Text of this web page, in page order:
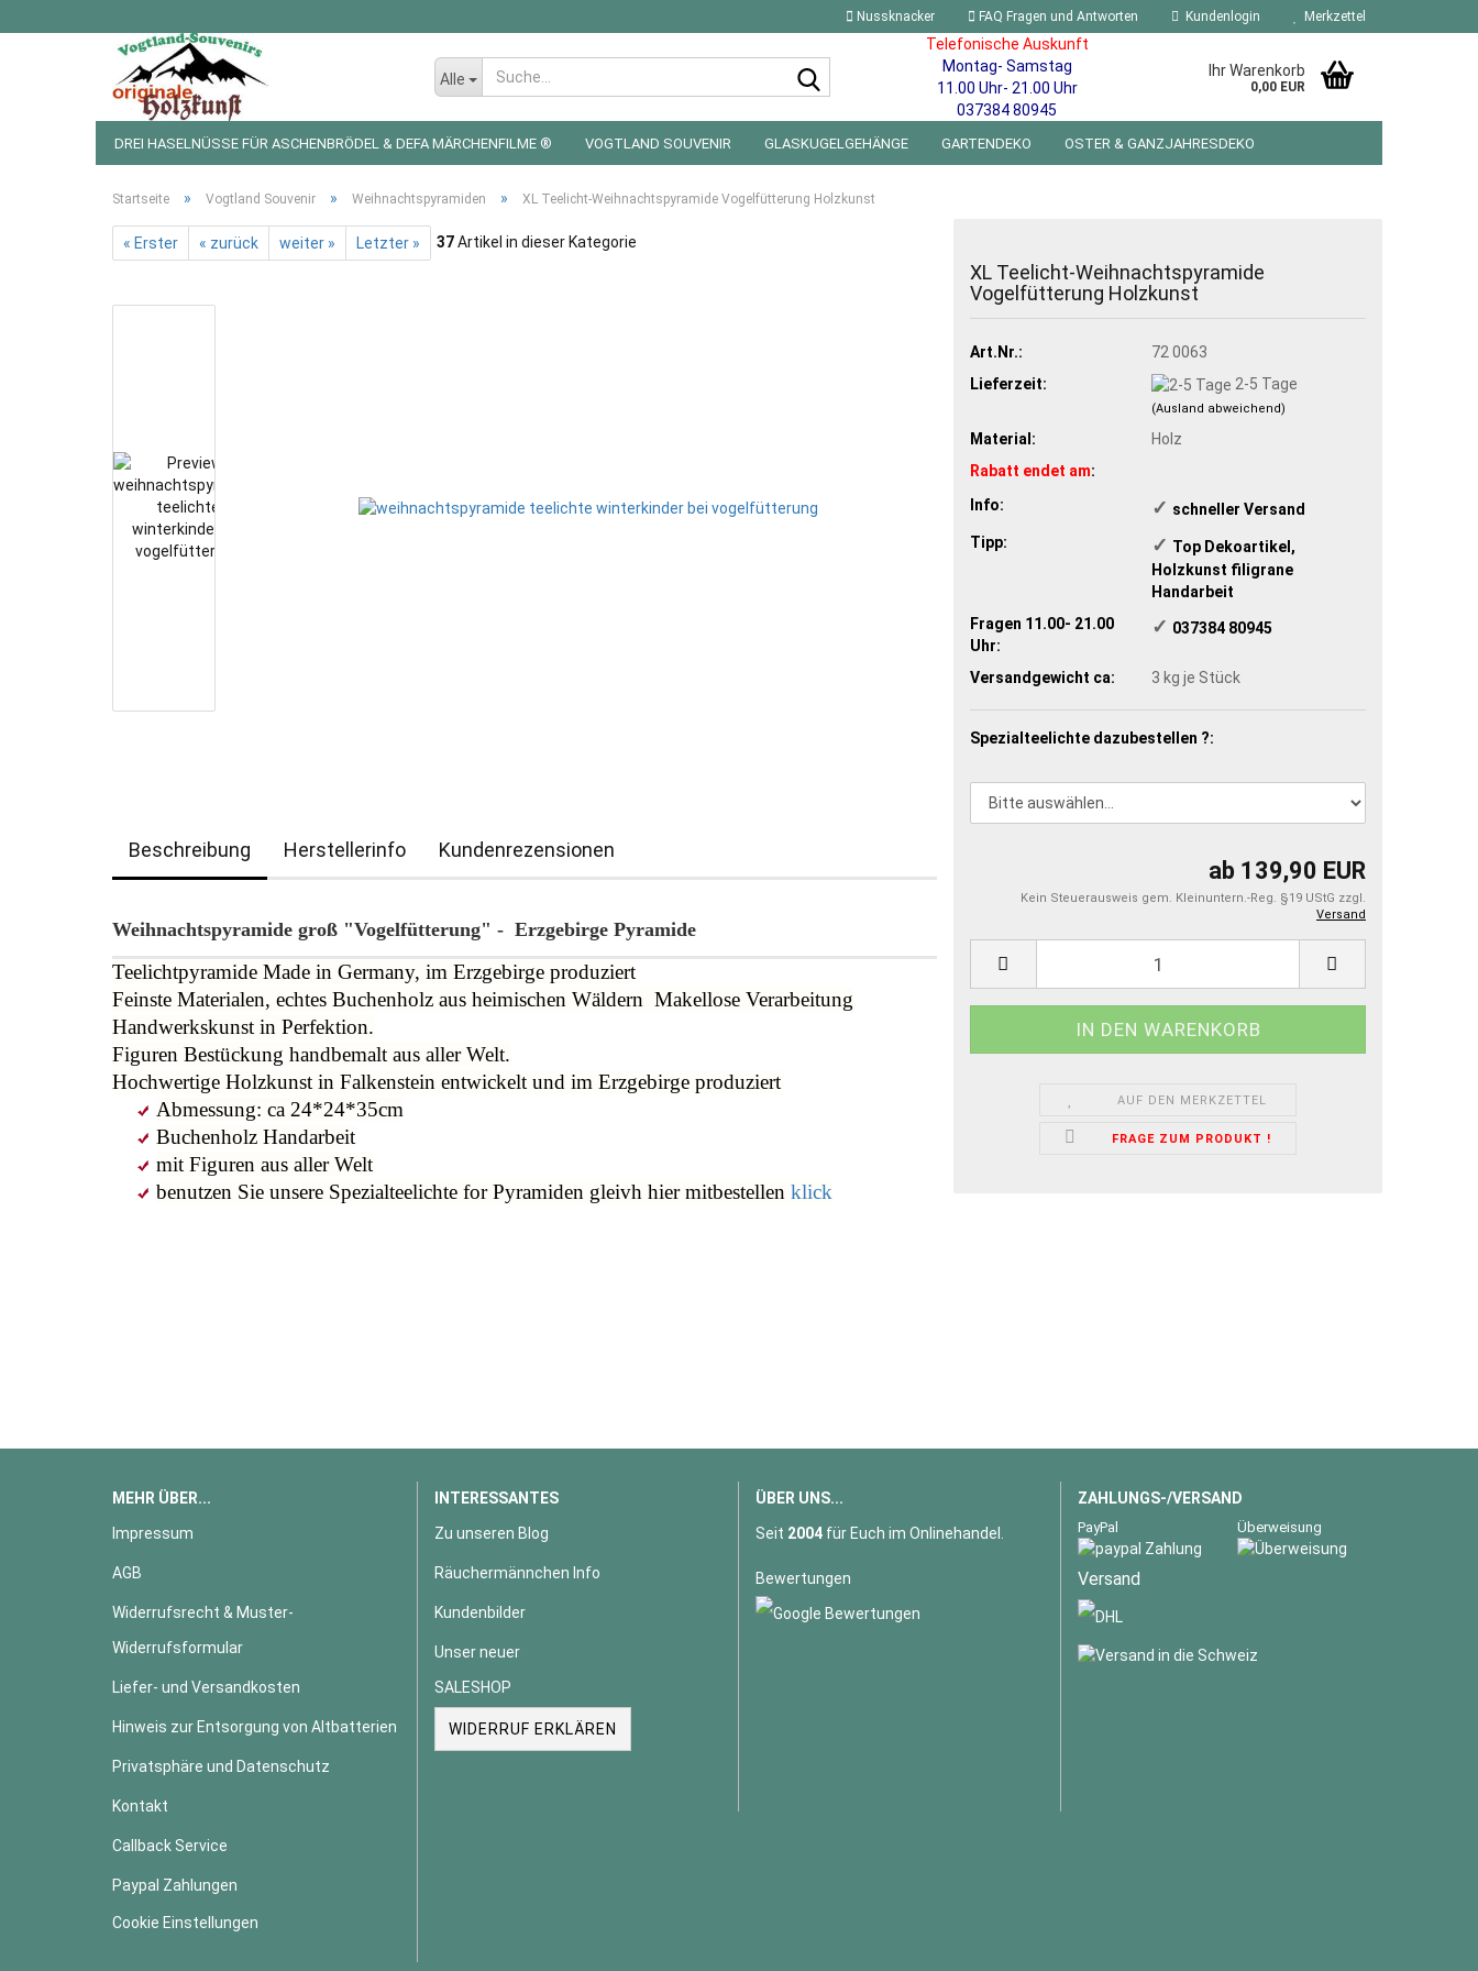
Nussknacker FAQ Fragen und Antworten Kundenlogin Merkzettel
Alle
Telefonische Auskunft
Montag- Samstag
11.00 Uhr- 21.00 Uhr
037384 80945
Ihr Warenkorb
0,00 EUR
DREI HASELNÜSSE FÜR ASCHENBRÖDEL & DEFA MÄRCHENFILME ® VOGTLAND SOUVENIR GLASKUGELGEHÄNGE GARTENDEKO OSTER & GANZJAHRESDEKO
Startseite » Vogtland Souvenir » Weihnachtspyramiden » XL Teelicht-Weihnachtspyramide Vogelfütterung Holzkunst
« Erster « zurück weiter » Letzter » 37Artikel in dieser Kategorie
XL Teelicht-Weihnachtspyramide
Vogelfütterung Holzkunst
Art.Nr.:
72 0063
Lieferzeit:
2-5 Tage
(Ausland abweichend)
Material:
Holz
Rabatt endet am:
Info:
✓ ​schneller Versand
Tipp:
✓ ​Top Dekoartikel,
Holzkunst filigrane
Handarbeit
Fragen 11.00- 21.00
Uhr:
✓ ​ 037384 80945
Versandgewicht ca: 3 kg je Stück
Spezialteelichte dazubestellen ?:
ab 139,90 EUR
Kein Steuerausweis gem. Kleinuntern.-Reg. §19 UStG zzgl.
Versand
AUF DEN MERKZETTEL
FRAGE ZUM PRODUKT !
Beschreibung Herstellerinfo Kundenrezensionen
Weihnachtspyramide groß "Vogelfütterung" - Erzgebirge Pyramide
Teelichtpyramide Made in Germany, im Erzgebirge produziert
Feinste Materialen, echtes Buchenholz aus heimischen Wäldern Makellose Verarbeitung
Handwerkskunst in Perfektion.
Figuren Bestückung handbemalt aus aller Welt.
Hochwertige Holzkunst in Falkenstein entwickelt und im Erzgebirge produziert
Abmessung: ca 24*24*35cm
Buchenholz Handarbeit
mit Figuren aus aller Welt
benutzen Sie unsere Spezialteelichte for Pyramiden gleivh hier mitbestellen klick
MEHR ÜBER...
Impressum
AGB
Widerrufsrecht & Muster-
Widerrufsformular
Liefer- und Versandkosten
Hinweis zur Entsorgung von Altbatterien
Privatsphäre und Datenschutz
Kontakt
Callback Service
Paypal Zahlungen
Cookie Einstellungen
INTERESSANTES
Zu unseren Blog
Räuchermännchen Info
Kundenbilder
Unser neuer
SALESHOP
WIDERRUF ERKLÄREN
ÜBER UNS...
Seit 2004 für Euch im Onlinehandel.
Bewertungen
ZAHLUNGS-/VERSAND
PayPal Überweisung
Versand